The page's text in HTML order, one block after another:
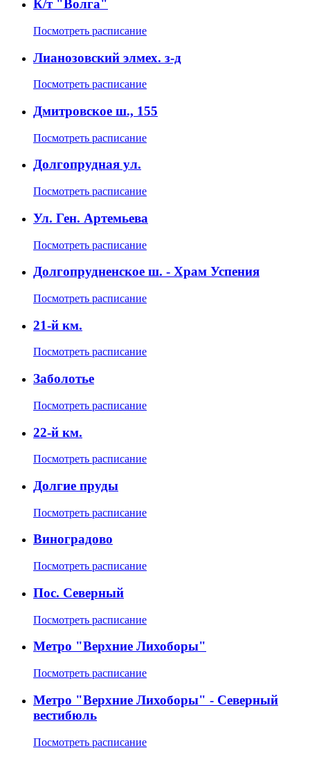
К/т "Волга"
Посмотреть расписание
Лианозовский элмех. з-д
Посмотреть расписание
Дмитровское ш., 155
Посмотреть расписание
Долгопрудная ул.
Посмотреть расписание
Ул. Ген. Артемьева
Посмотреть расписание
Долгопрудненское ш. - Храм Успения
Посмотреть расписание
21-й км.
Посмотреть расписание
Заболотье
Посмотреть расписание
22-й км.
Посмотреть расписание
Долгие пруды
Посмотреть расписание
Виноградово
Посмотреть расписание
Пос. Северный
Посмотреть расписание
Метро "Верхние Лихоборы"
Посмотреть расписание
Метро "Верхние Лихоборы" - Северный
вестибюль
Посмотреть расписание